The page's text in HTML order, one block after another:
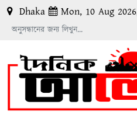
Dhaka Mon, 10 Aug